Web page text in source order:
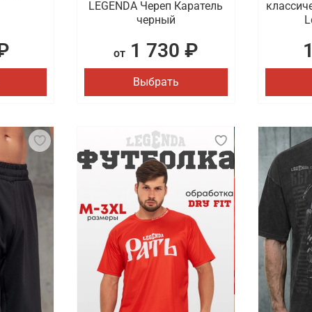
быстрая доставка заказов по Ростову-на-Дону и
LEGENDA Череп Каратель
черный
от 1 730 ₽
Выбрать